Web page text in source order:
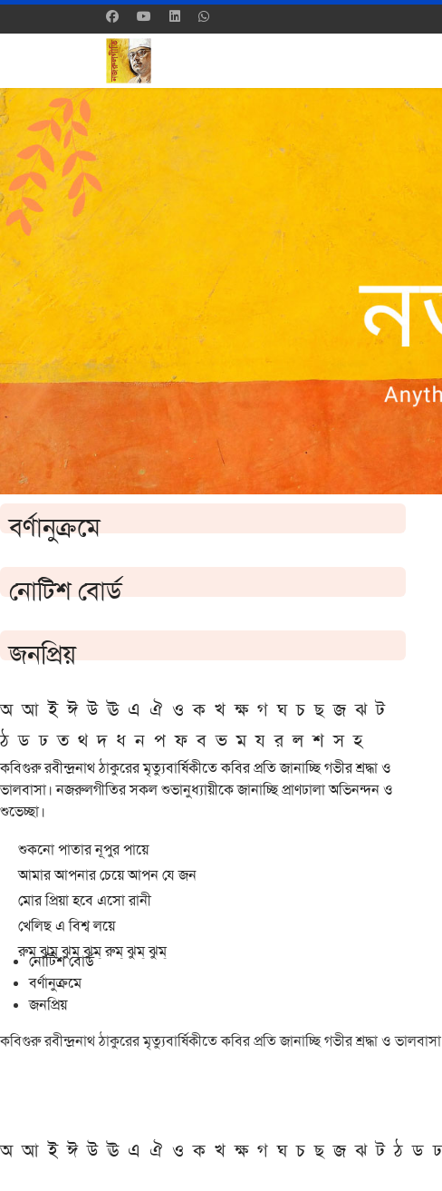
বর্ণানুক্রমে
নোটিশ বোর্ড
জনপ্রিয়
অ আ ই ঈ উ ঊ এ ঐ ও ক খ ক্ষ গ ঘ চ ছ জ ঝ ট
ঠ ড ঢ ত থ দ ধ ন প ফ ব ভ ম য র ল শ স হ
কবিগুরু রবীন্দ্রনাথ ঠাকুরের মৃত্যুবার্ষিকীতে কবির প্রতি জানাচ্ছি গভীর শ্রদ্ধা ও
ভালবাসা। নজরুলগীতির সকল শুভানুধ্যায়ীকে জানাচ্ছি প্রাণঢালা অভিনন্দন ও
শুভেচ্ছা।
শুকনো পাতার নূপুর পায়ে
আমার আপনার চেয়ে আপন যে জন
মোর প্রিয়া হবে এসো রানী
খেলিছ এ বিশ্ব লয়ে
রুম্ ঝুম্ ঝুম্ ঝুম্ রুম্ ঝুম্ ঝুম্
নোটিশ বোর্ড
বর্ণানুক্রমে
জনপ্রিয়
কবিগুরু রবীন্দ্রনাথ ঠাকুরের মৃত্যুবার্ষিকীতে কবির প্রতি জানাচ্ছি গভীর শ্রদ্ধা ও
অ আ ই ঈ উ ঊ এ ঐ ও ক খ ক্ষ গ ঘ চ ছ জ ঝ ট ঠ ড ঢ